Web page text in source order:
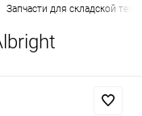
Запчасти для складской